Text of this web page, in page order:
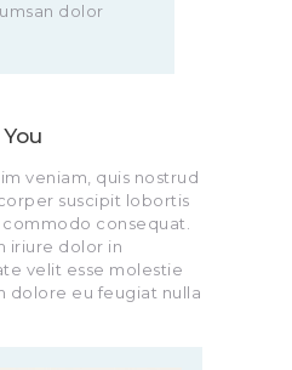
dolor
veniam, quis nostrud
suscipit lobortis
consequat.
iriure dolor in
velit esse molestie
dolore eu feugiat nulla